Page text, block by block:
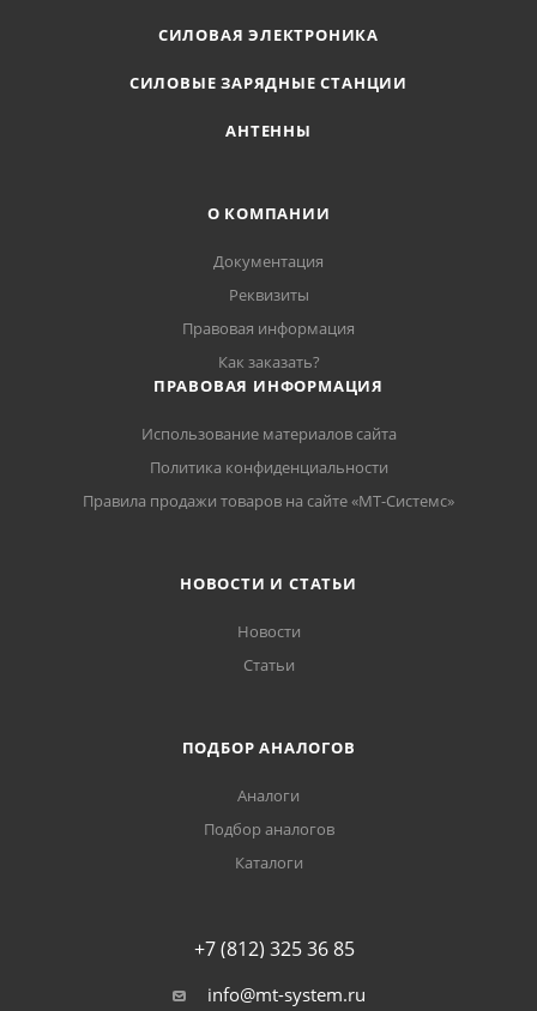
СИЛОВАЯ ЭЛЕКТРОНИКА
СИЛОВЫЕ ЗАРЯДНЫЕ СТАНЦИИ
АНТЕННЫ
О КОМПАНИИ
Документация
Реквизиты
Правовая информация
Как заказать?
ПРАВОВАЯ ИНФОРМАЦИЯ
Использование материалов сайта
Политика конфиденциальности
Правила продажи товаров на сайте «МТ-Системс»
НОВОСТИ И СТАТЬИ
Новости
Статьи
ПОДБОР АНАЛОГОВ
Аналоги
Подбор аналогов
Каталоги
+7 (812) 325 36 85
info@mt-system.ru